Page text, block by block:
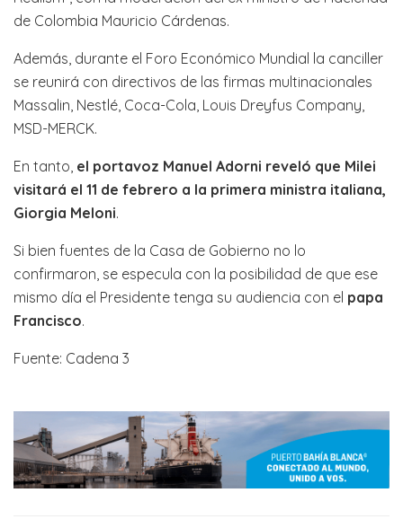
de Colombia Mauricio Cárdenas.
Además, durante el Foro Económico Mundial la canciller
se reunirá con directivos de las firmas multinacionales
Massalin, Nestlé, Coca-Cola, Louis Dreyfus Company,
MSD-MERCK.
En tanto, el portavoz Manuel Adorni reveló que Milei
visitará el 11 de febrero a la primera ministra italiana,
Giorgia Meloni.
Si bien fuentes de la Casa de Gobierno no lo
confirmaron, se especula con la posibilidad de que ese
mismo día el Presidente tenga su audiencia con el papa
Francisco.
Fuente: Cadena 3